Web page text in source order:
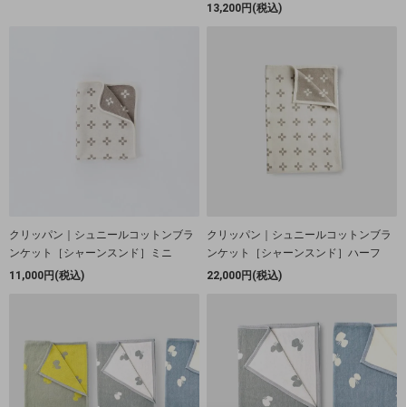
13,200円(税込)
クリッパン｜シュニールコットンブラ
ンケット［シャーンスンド］ミニ
11,000円(税込)
クリッパン｜シュニールコットンブラ
ンケット［シャーンスンド］ハーフ
22,000円(税込)